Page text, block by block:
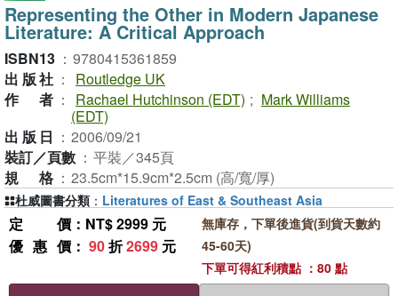
Representing the Other in Modern Japanese
Literature: A Critical Approach
ISBN13 ： 9780415361859
出版社 ：
Routledge UK
作者 ： Rachael Hutchinson (EDT) ; Mark Williams
(EDT)
出版日 ： 2006/09/21
裝訂／頁數 ： 平裝／345頁
規格 ： 23.5cm*15.9cm*2.5cm (高/寬/厚)
定價 ：NT$ 2999 元
優惠價 ： 90折2699 元
無庫存，下單後進貨(到貨天數約
45-60天)
下單可得紅利積點 ：80 點
杜威圖書分類 ： Literatures of East & Southeast Asia